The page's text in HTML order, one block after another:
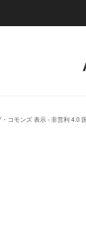
コモンズ 表示 - 非営利 4.0